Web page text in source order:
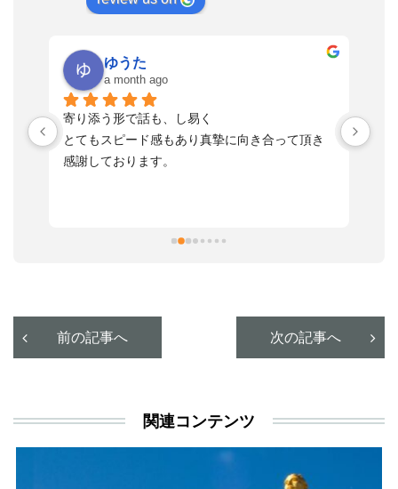
ゆうた
a month ago
寄り添う形で話も、し易く
とてもスピード感もあり真摯に向き合って頂き
感謝しております。
前の記事へ 次の記事へ
関連コンテンツ